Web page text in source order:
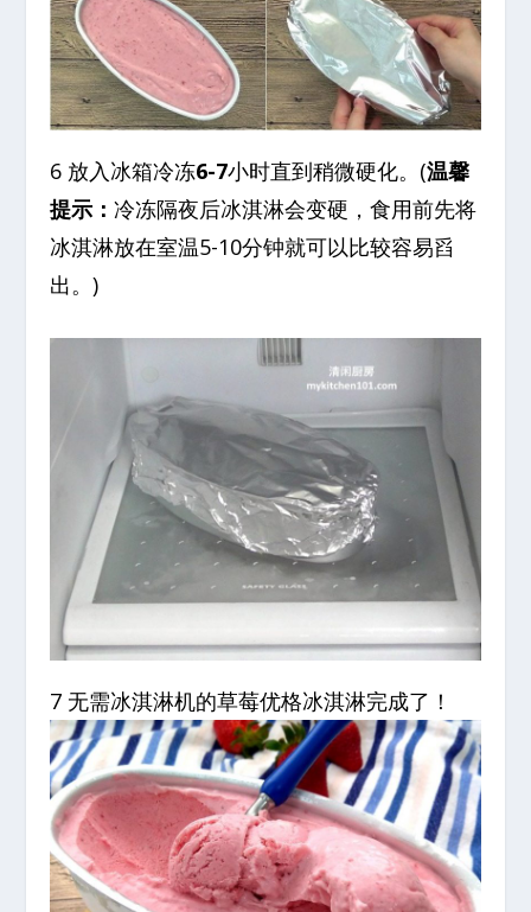
6 放入冰箱冷冻6-7小时直到稍微硬化。(温馨
提示：冷冻隔夜后冰淇淋会变硬，食用前先将
冰淇淋放在室温5-10分钟就可以比较容易舀
出。)
7 无需冰淇淋机的草莓优格冰淇淋完成了！